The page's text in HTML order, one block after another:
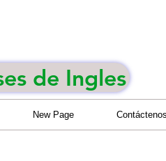
de Ingles
New Page Contáctenos